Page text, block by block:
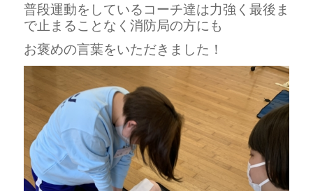
普段運動をしているコーチ達は力強く最後ま
で止まることなく 消防局の方にも
お褒めの言葉をいただきました！